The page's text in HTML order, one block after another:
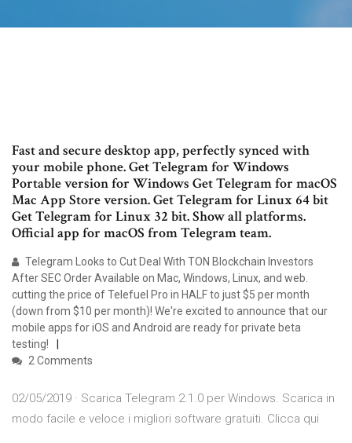
Fast and secure desktop app, perfectly synced with
your mobile phone. Get Telegram for Windows
Portable version for Windows Get Telegram for macOS
Mac App Store version. Get Telegram for Linux 64 bit
Get Telegram for Linux 32 bit. Show all platforms.
Official app for macOS from Telegram team.
Telegram Looks to Cut Deal With TON Blockchain Investors
After SEC Order Available on Mac, Windows, Linux, and web.
cutting the price of Telefuel Pro in HALF to just $5 per month
(down from $10 per month)! We're excited to announce that our
mobile apps for iOS and Android are ready for private beta
testing!
2 Comments
02/05/2019 · Scarica Telegram 2.1.0 per Windows. Scarica in
modo facile e veloce i migliori software gratuiti. Clicca qui